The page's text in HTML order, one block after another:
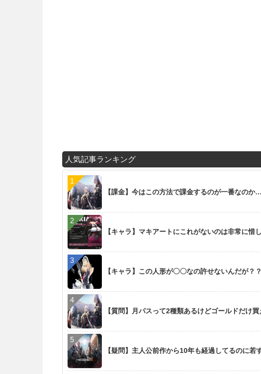
人気記事ランキング
【課金】今はこの方法で課金するのが一番なのか
【キャラ】マキアートにこれがないのは非常に惜
【キャラ】この人形が〇〇なの許せないんだが？
【質問】月パスって2種類あるけどゴールドだけ
【疑問】主人公前作から10年も経過してるのに若